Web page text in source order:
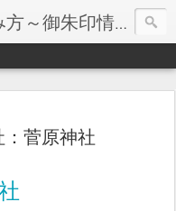
神社・お寺めぐりの楽しみ方～御朱印情報マップ～
菅原神社